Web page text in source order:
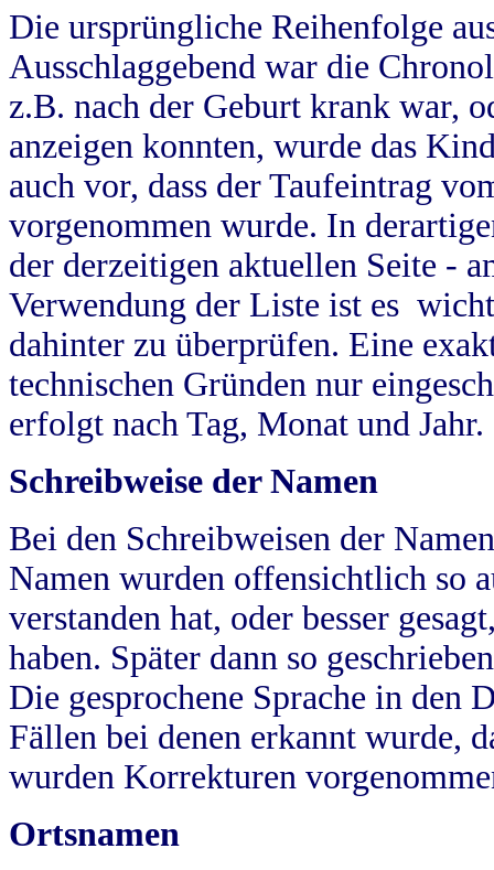
Die ursprüngliche Reihenfolge
Ausschlaggebend war die
z.B. nach der Geburt krank war,
anzeigen konnten, wurde das
auch vor, dass der Taufeintrag
vorgenommen wurde. In
der derzeitigen aktuellen Seite -
Verwendung der Liste ist es
dahinter zu überprüfen. Eine
technischen Gründen nur
erfolgt nach Tag, Monat und Jahr.
Schreibweise der Namen
Bei den Schreibweisen der
Namen wurden offensichtlich so
verstanden hat, oder besser
haben. Später dann so
Die gesprochene Sprache in
Fällen bei denen erkannt wurde,
wurden Korrekturen
Ortsnamen